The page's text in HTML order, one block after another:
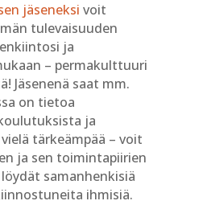
jäseneksi voit
tulevaisuuden
ja
– permakulttuuri
Jäsenenä saat mm.
on tietoa
ja
tärkeämpää – voit
ja sen toimintapiirien
samanhenkisiä
ihmisiä.